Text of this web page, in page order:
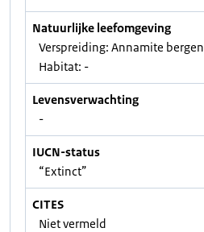
Natuurlijke leefomgeving
Verspreiding: Annamite
Habitat: -
Levensverwachting
-
IUCN-status
“Extinct”
CITES
Niet vermeld